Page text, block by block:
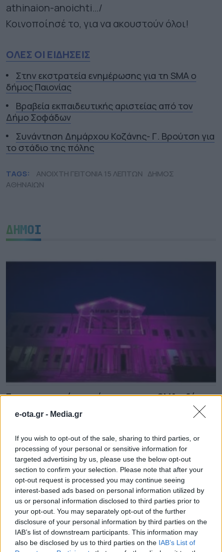
e-ota.gr - Media.gr
If you wish to opt-out of the sale, sharing to third parties, or
processing of your personal or sensitive information for
targeted advertising by us, please use the below opt-out
section to confirm your selection. Please note that after your
opt-out request is processed you may continue seeing
interest-based ads based on personal information utilized by
us or personal information disclosed to third parties prior to
your opt-out. You may separately opt-out of the further
disclosure of your personal information by third parties on the
IAB’s list of downstream participants. This information may
also be disclosed by us to third parties on the IAB’s List of
athinaion-anoichti…/
Κοινοποίησέ το, για να ακουστούν όλοι!
ΟΛΕΣ ΟΙ ΕΙΔΗΣΕΙΣ
Στην εκστρατεία ενημέρωσης για τη SMA ο
δήμος Παιονίας
Βραβεία εκπαιδευτικής αριστείας από τον
Δήμο Σοφάδων
Συνάντηση Δημάρχου Κοζάνης- Γ. Βρούτση για
το στάδιο της πόλης
TAGS: ΑΝΟΙΧΤΗ ΓΕΙΤΟΝΙΑ 15 ΛΕΠΤΩΝ ΔΗΜΟΣ
ΑΘΗΝΑΙΩΝ
ΔΗΜΟΙ
Στην εκστρατεία ενημέρωσης για τη SMA ο δήμος
08.08.2026 - 09.05